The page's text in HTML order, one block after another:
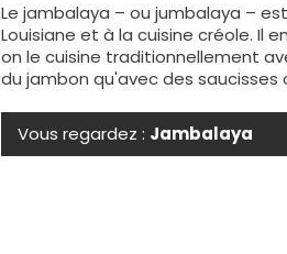
Le jambalaya – ou jumbalaya –
Louisiane et à la cuisine créole. Il
on le cuisine traditionnellement
du jambon qu'avec des
Vous regardez : Jambalaya